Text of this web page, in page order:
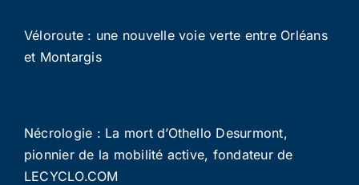
Véloroute : une nouvelle voie verte entre Orléans
et Montargis
Nécrologie : La mort d’Othello Desurmont,
pionnier de la mobilité active, fondateur de
LECYCLO.COM